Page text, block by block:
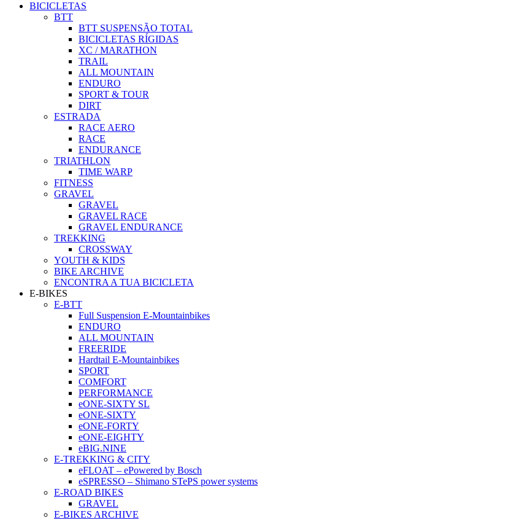
BICICLETAS
BTT
BTT SUSPENSÃO TOTAL
BICICLETAS RÍGIDAS
XC / MARATHON
TRAIL
ALL MOUNTAIN
ENDURO
SPORT & TOUR
DIRT
ESTRADA
RACE AERO
RACE
ENDURANCE
TRIATHLON
TIME WARP
FITNESS
GRAVEL
GRAVEL
GRAVEL RACE
GRAVEL ENDURANCE
TREKKING
CROSSWAY
YOUTH & KIDS
BIKE ARCHIVE
ENCONTRA A TUA BICICLETA
E-BIKES
E-BTT
Full Suspension E-Mountainbikes
ENDURO
ALL MOUNTAIN
FREERIDE
Hardtail E-Mountainbikes
SPORT
COMFORT
PERFORMANCE
eONE-SIXTY SL
eONE-SIXTY
eONE-FORTY
eONE-EIGHTY
eBIG.NINE
E-TREKKING & CITY
eFLOAT – ePowered by Bosch
eSPRESSO – Shimano STePS power systems
E-ROAD BIKES
GRAVEL
E-BIKES ARCHIVE